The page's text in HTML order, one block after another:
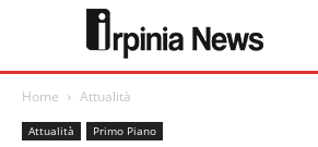
Home Attualità
Attualità Primo Piano